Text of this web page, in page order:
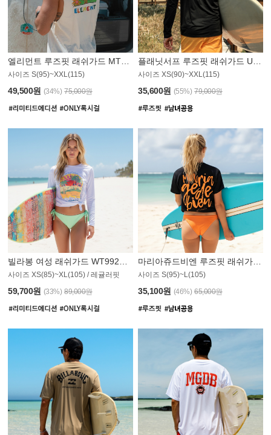
사이즈 S(95)~XXL(115)
49,500원 (34%) 75,000원
사이즈 XS(90)~XXL(115)
35,600원 (55%) 79,000원
빌라봉 여성 래쉬가드 WT992WBB
사이즈 XS(85)~XL(105) / 레귤러핏
59,700원 (33%) 89,000원
마리아쥬드비엔 루즈핏 래쉬가드 JWT013O
사이즈 S(95)~L(105)
35,100원 (46%) 65,000원